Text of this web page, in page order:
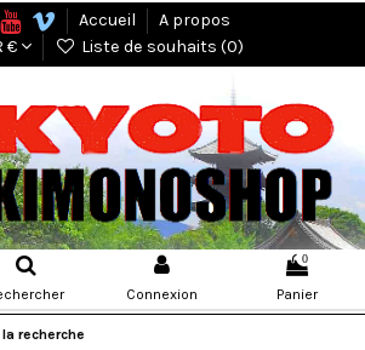
Accueil
A propos
€ Liste de souhaits (0)
Connexion
0
Panier
recherche